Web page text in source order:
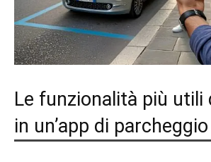
Le funzionalità più utili
in un’app di parcheggio